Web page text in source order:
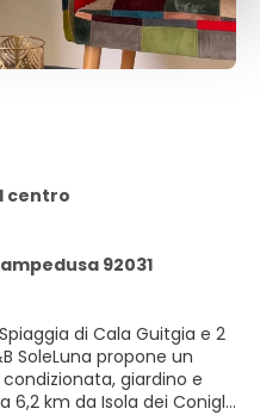
centro
92031
di Cala Guitgia e 2
SoleLuna propone un
giardino e
6,2 km da Isola dei Conigli,